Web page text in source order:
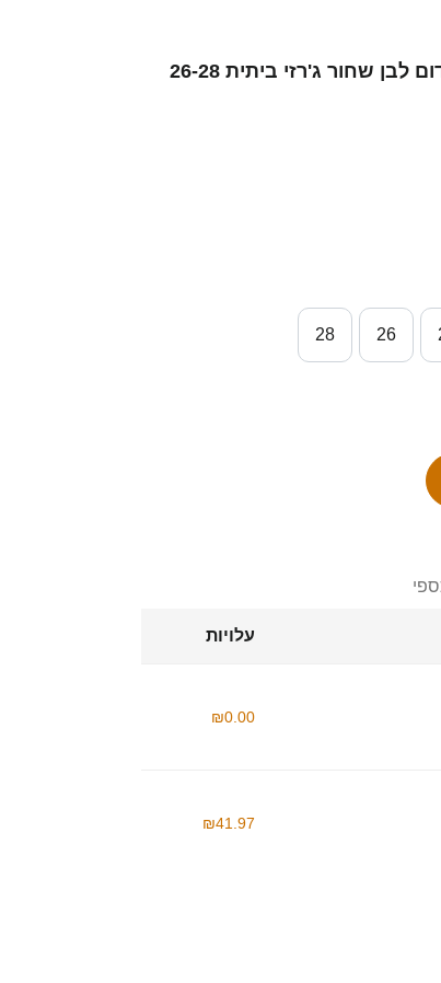
ילדים סינגפור Caleb Leo #15 אדום לבן שחור ג'רזי ביתית 26-28
26
28
עלויות
₪0.00
₪41.97